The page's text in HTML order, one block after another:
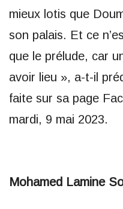
mieux lotis que
son palais. Et ce
que le prélude, car
avoir lieu », a-t-il
faite sur sa page
mardi, 9 mai 2023.
Mohamed Lamine